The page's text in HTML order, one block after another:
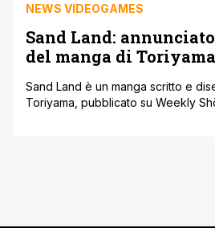
NEWS VIDEOGAMES
Sand Land:
del manga di
Sand Land è un manga scritto e
Toriyama, pubblicato su Weekly